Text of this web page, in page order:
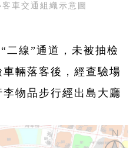
車交通組織示意圖
二線”通道，未被抽檢
輛落客後，經查驗場
物品步行經出島大廳